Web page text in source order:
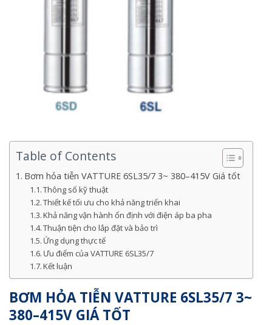
Table of Contents
Bơm hỏa tiễn VATTURE 6SL35/7 3~ 380–415V Giá tốt
Thông số kỹ thuật
Thiết kế tối ưu cho khả năng triển khai
Khả năng vận hành ổn định với điện áp ba pha
Thuận tiện cho lắp đặt và bảo trì
Ứng dụng thực tế
Ưu điểm của VATTURE 6SL35/7
Kết luận
BƠM HỎA TIỄN VATTURE 6SL35/7 3~
380–415V GIÁ TỐT